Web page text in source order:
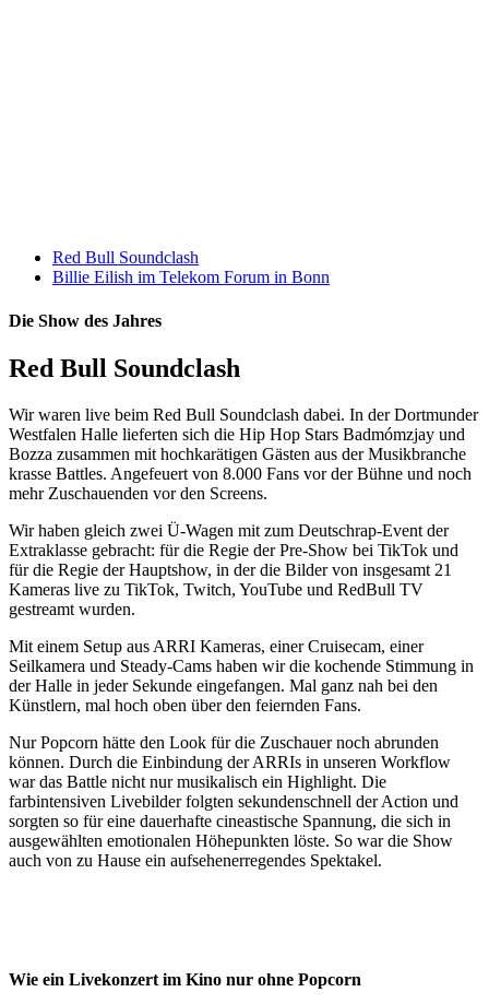
Red Bull Soundclash
Billie Eilish im Telekom Forum in Bonn
Die Show des Jahres
Red Bull Soundclash
Wir waren live beim Red Bull Soundclash dabei. In der Dortmunder
Westfalen Halle lieferten sich die Hip Hop Stars Badmómzjay und
Bozza zusammen mit hochkarätigen Gästen aus der Musikbranche
krasse Battles. Angefeuert von 8.000 Fans vor der Bühne und noch
mehr Zuschauenden vor den Screens.
Wir haben gleich zwei Ü-Wagen mit zum Deutschrap-Event der
Extraklasse gebracht: für die Regie der Pre-Show bei TikTok und
für die Regie der Hauptshow, in der die Bilder von insgesamt 21
Kameras live zu TikTok, Twitch, YouTube und RedBull TV
gestreamt wurden.
Mit einem Setup aus ARRI Kameras, einer Cruisecam, einer
Seilkamera und Steady-Cams haben wir die kochende Stimmung in
der Halle in jeder Sekunde eingefangen. Mal ganz nah bei den
Künstlern, mal hoch oben über den feiernden Fans.
Nur Popcorn hätte den Look für die Zuschauer noch abrunden
können. Durch die Einbindung der ARRIs in unseren Workflow
war das Battle nicht nur musikalisch ein Highlight. Die
farbintensiven Livebilder folgten sekundenschnell der Action und
sorgten so für eine dauerhafte cineastische Spannung, die sich in
ausgewählten emotionalen Höhepunkten löste. So war die Show
auch von zu Hause ein aufsehenerregendes Spektakel.
Wie ein Livekonzert im Kino nur ohne Popcorn